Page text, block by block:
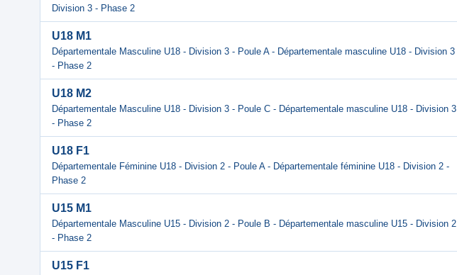
Division 3 - Phase 2
U18 M1
Départementale Masculine U18 - Division 3 - Poule A - Départementale masculine U18 - Division 3
- Phase 2
U18 M2
Départementale Masculine U18 - Division 3 - Poule C - Départementale masculine U18 - Division 3
- Phase 2
U18 F1
Départementale Féminine U18 - Division 2 - Poule A - Départementale féminine U18 - Division 2 -
Phase 2
U15 M1
Départementale Masculine U15 - Division 2 - Poule B - Départementale masculine U15 - Division 2
- Phase 2
U15 F1